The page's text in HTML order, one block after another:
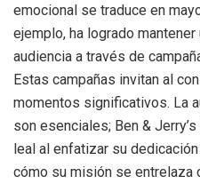
emocional se traduce en
ejemplo, ha logrado
audiencia a través de
Estas campañas invitan al
momentos significativos. La
son esenciales; Ben &
leal al enfatizar su
cómo su misión se entrelaza